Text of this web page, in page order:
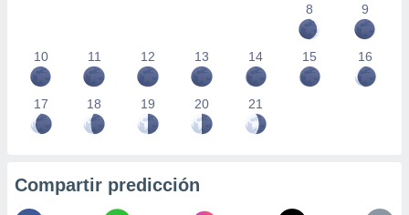
8
9
10 11 12 13 14 15 16
17 18 19 20 21
Compartir predicción